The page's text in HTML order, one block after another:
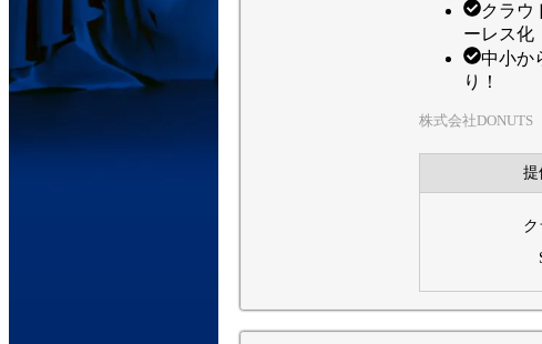
クラウ
ーレス化
中小か
り！
株式会社DONUTS
提
ク